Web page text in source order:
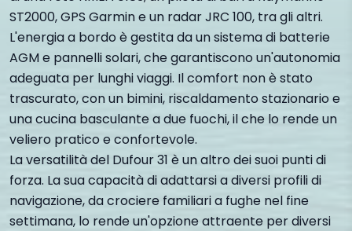
ST2000, GPS Garmin e un radar JRC 100, tra gli altri.
L'energia a bordo è gestita da un sistema di batterie
AGM e pannelli solari, che garantiscono un'autonomia
adeguata per lunghi viaggi. Il comfort non è stato
trascurato, con un bimini, riscaldamento stazionario e
una cucina basculante a due fuochi, il che lo rende un
veliero pratico e confortevole.
La versatilità del Dufour 31 è un altro dei suoi punti di
forza. La sua capacità di adattarsi a diversi profili di
navigazione, da crociere familiari a fughe nel fine
settimana, lo rende un'opzione attraente per diversi